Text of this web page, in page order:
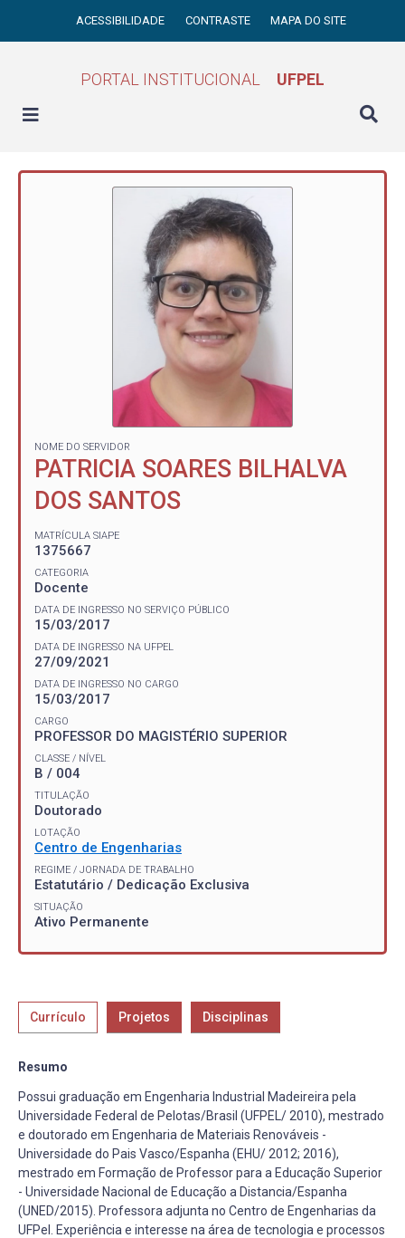
ACESSIBILIDADE CONTRASTE MAPA DO SITE
PORTAL INSTITUCIONAL UFPEL
NOME DO SERVIDOR
PATRICIA SOARES BILHALVA
DOS SANTOS
MATRÍCULA SIAPE
1375667
CATEGORIA
Docente
DATA DE INGRESSO NO SERVIÇO PÚBLICO
15/03/2017
DATA DE INGRESSO NA UFPEL
27/09/2021
DATA DE INGRESSO NO CARGO
15/03/2017
CARGO
PROFESSOR DO MAGISTÉRIO SUPERIOR
CLASSE / NÍVEL
B / 004
TITULAÇÃO
Doutorado
LOTAÇÃO
Centro de Engenharias
REGIME / JORNADA DE TRABALHO
Estatutário / Dedicação Exclusiva
SITUAÇÃO
Ativo Permanente
Currículo Projetos Disciplinas
Resumo
Possui graduação em Engenharia Industrial Madeireira pela
Universidade Federal de Pelotas/Brasil (UFPEL/ 2010), mestrado
e doutorado em Engenharia de Materiais Renováveis -
Universidade do Pais Vasco/Espanha (EHU/ 2012; 2016),
mestrado em Formação de Professor para a Educação Superior
- Universidade Nacional de Educação a Distancia/Espanha
(UNED/2015). Professora adjunta no Centro de Engenharias da
UFPel. Experiência e interesse na área de tecnologia e processos